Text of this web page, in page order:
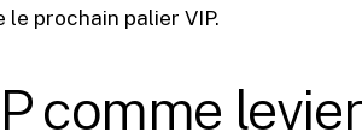
prochain palier VIP.
comme